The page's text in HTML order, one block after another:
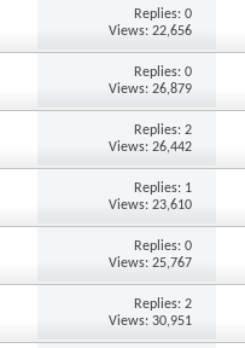
Replies: 0
Views: 22,656
Replies: 0
Views: 26,879
Replies: 2
Views: 26,442
Replies: 1
Views: 23,610
Replies: 0
Views: 25,767
Replies: 2
Views: 30,951